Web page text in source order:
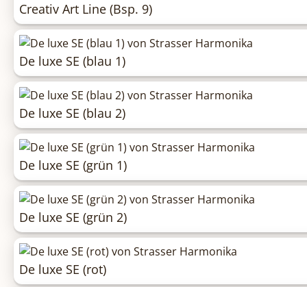
Creativ Art Line (Bsp. 9)
De luxe SE (blau 1)
De luxe SE (blau 2)
De luxe SE (grün 1)
De luxe SE (grün 2)
De luxe SE (rot)